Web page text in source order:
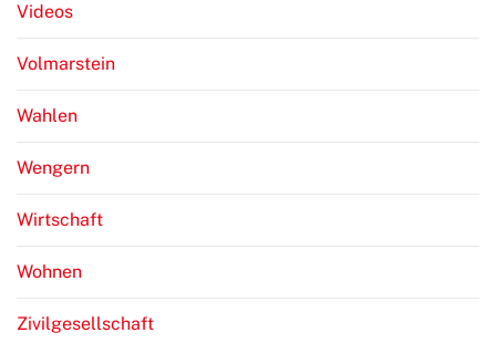
Videos
Volmarstein
Wahlen
Wengern
Wirtschaft
Wohnen
Zivilgesellschaft